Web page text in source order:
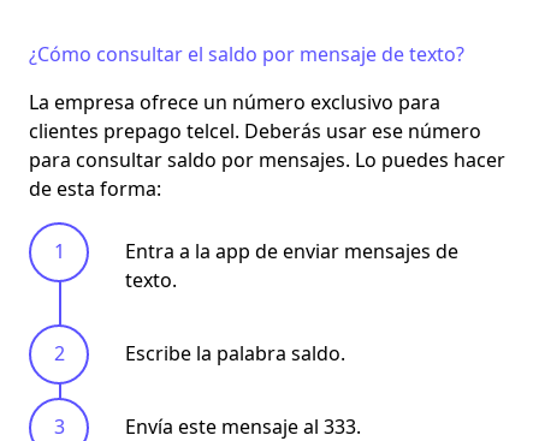
¿Cómo consultar el saldo por mensaje de texto?
La empresa ofrece un número exclusivo para
clientes prepago telcel. Deberás usar ese número
para consultar saldo por mensajes. Lo puedes hacer
de esta forma:
Entra a la app de enviar mensajes de
texto.
Escribe la palabra saldo.
Envía este mensaje al 333.